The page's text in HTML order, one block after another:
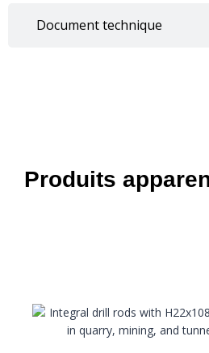
Document technique
Produits